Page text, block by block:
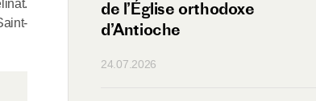
à
de l’Église orthodoxe
d’Antioche
24.07.2026